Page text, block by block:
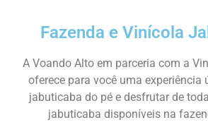
Fazenda e Vinícola
A Voando Alto em parceria com a
oferece para você uma experiência
jabuticaba do pé e desfrutar de
jabuticaba disponíveis na